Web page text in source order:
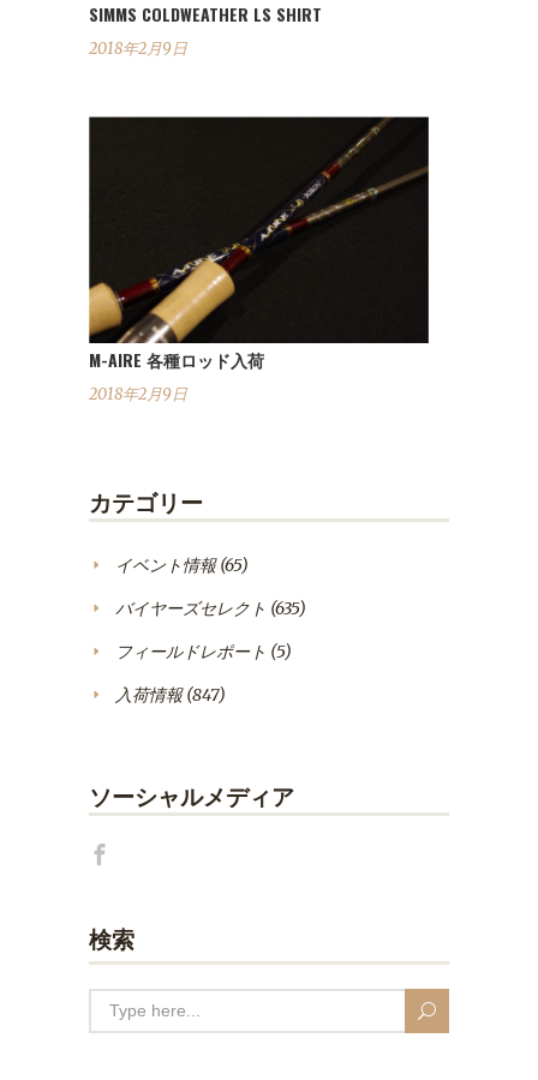
SIMMS COLDWEATHER LS SHIRT
2018年2月9日
M-AIRE 各種ロッド入荷
2018年2月9日
カテゴリー
イベント情報(65)
バイヤーズセレクト (635)
フィールドレポート (5)
入荷情報(847)
ソーシャルメディア
検索